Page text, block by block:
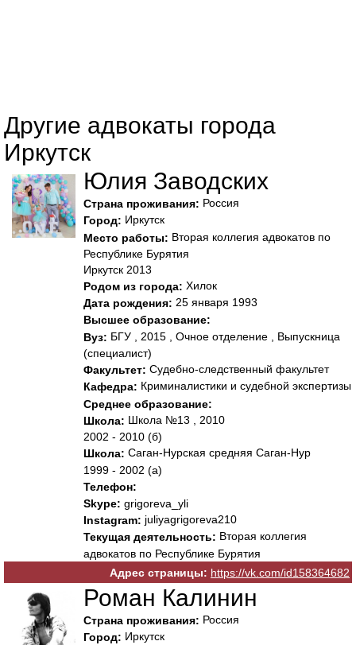
Другие адвокаты города
Иркутск
Юлия Заводских
Страна проживания: Россия
Город: Иркутск
Место работы: Вторая коллегия адвокатов по
Республике Бурятия
Иркутск 2013
Родом из города: Хилок
Дата рождения: 25 января 1993
Высшее образование:
Вуз: БГУ , 2015 , Очное отделение , Выпускница
(специалист)
Факультет: Судебно-следственный факультет
Кафедра: Криминалистики и судебной экспертизы
Среднее образование:
Школа: Школа №13 , 2010
2002 - 2010 (б)
Школа: Саган-Нурская средняя Саган-Нур
1999 - 2002 (а)
Телефон:
Skype: grigoreva_yli
Instagram: juliyagrigoreva210
Текущая деятельность: Вторая коллегия
адвокатов по Республике Бурятия
Адрес страницы: https://vk.com/id158364682
Роман Калинин
Страна проживания: Россия
Город: Иркутск